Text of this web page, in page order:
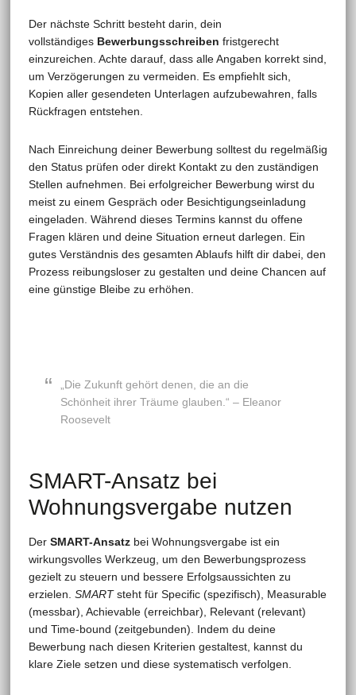
Der nächste Schritt besteht darin, dein
vollständiges Bewerbungsschreiben fristgerecht
einzureichen. Achte darauf, dass alle Angaben korrekt sind,
um Verzögerungen zu vermeiden. Es empfiehlt sich,
Kopien aller gesendeten Unterlagen aufzubewahren, falls
Rückfragen entstehen.
Nach Einreichung deiner Bewerbung solltest du regelmäßig
den Status prüfen oder direkt Kontakt zu den zuständigen
Stellen aufnehmen. Bei erfolgreicher Bewerbung wirst du
meist zu einem Gespräch oder Besichtigungseinladung
eingeladen. Während dieses Termins kannst du offene
Fragen klären und deine Situation erneut darlegen. Ein
gutes Verständnis des gesamten Ablaufs hilft dir dabei, den
Prozess reibungsloser zu gestalten und deine Chancen auf
eine günstige Bleibe zu erhöhen.
„Die Zukunft gehört denen, die an die
Schönheit ihrer Träume glauben.“ – Eleanor
Roosevelt
SMART-Ansatz bei
Wohnungsvergabe nutzen
Der SMART-Ansatzbei Wohnungsvergabe ist ein
wirkungsvolles Werkzeug, um den Bewerbungsprozess
gezielt zu steuern und bessere Erfolgsaussichten zu
erzielen. SMARTsteht für Specific (spezifisch), Measurable
(messbar), Achievable (erreichbar), Relevant (relevant)
und Time-bound (zeitgebunden). Indem du deine
Bewerbung nach diesen Kriterien gestaltest, kannst du
klare Ziele setzen und diese systematisch verfolgen.